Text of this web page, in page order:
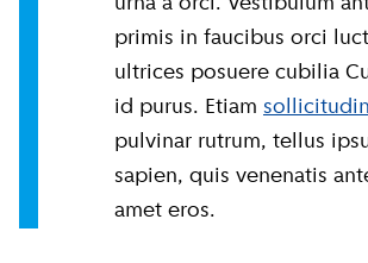
primis in faucibus orci
ultrices posuere cubilia
id purus. Etiam sollicitudin
pulvinar rutrum, tellus
sapien, quis venenatis
amet eros.